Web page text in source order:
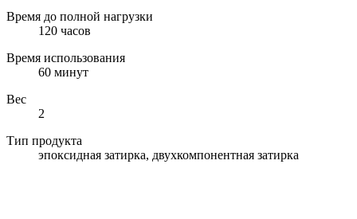
Время до полной нагрузки
120 часов
Время использования
60 минут
Вес
2
Тип продукта
эпоксидная затирка, двухкомпонентная затирка